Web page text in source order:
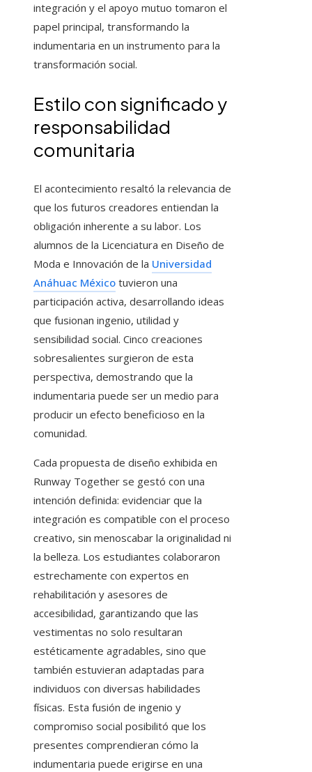
integración y el apoyo mutuo tomaron el
papel principal, transformando la
indumentaria en un instrumento para la
transformación social.
Estilo con significado y
responsabilidad
comunitaria
El acontecimiento resaltó la relevancia de
que los futuros creadores entiendan la
obligación inherente a su labor. Los
alumnos de la Licenciatura en Diseño de
Moda e Innovación de la Universidad
Anáhuac México tuvieron una
participación activa, desarrollando ideas
que fusionan ingenio, utilidad y
sensibilidad social. Cinco creaciones
sobresalientes surgieron de esta
perspectiva, demostrando que la
indumentaria puede ser un medio para
producir un efecto beneficioso en la
comunidad.
Cada propuesta de diseño exhibida en
Runway Together se gestó con una
intención definida: evidenciar que la
integración es compatible con el proceso
creativo, sin menoscabar la originalidad ni
la belleza. Los estudiantes colaboraron
estrechamente con expertos en
rehabilitación y asesores de
accesibilidad, garantizando que las
vestimentas no solo resultaran
estéticamente agradables, sino que
también estuvieran adaptadas para
individuos con diversas habilidades
físicas. Esta fusión de ingenio y
compromiso social posibilitó que los
presentes comprendieran cómo la
indumentaria puede erigirse en una